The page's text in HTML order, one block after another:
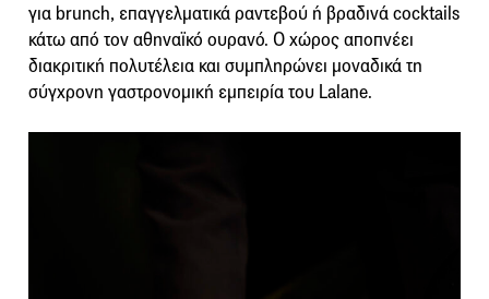
για brunch, επαγγελματικά ραντεβού ή βραδινά cocktails
κάτω από τον αθηναϊκό ουρανό. Ο χώρος αποπνέει
διακριτική πολυτέλεια και συμπληρώνει μοναδικά τη
σύγχρονη γαστρονομική εμπειρία του Lalane.